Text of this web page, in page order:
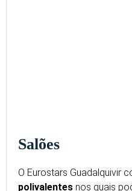
Salões
O Eurostars Guadalquivir
polivalentes nos quais